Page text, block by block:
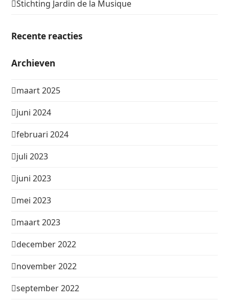
Stichting Jardin de la Musique
Recente reacties
Archieven
maart 2025
juni 2024
februari 2024
juli 2023
juni 2023
mei 2023
maart 2023
december 2022
november 2022
september 2022